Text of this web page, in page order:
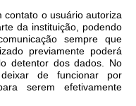
contato o usuário autoriza
da instituição, podendo
sempre que
previamente poderá
detentor dos dados. No
de funcionar por
serem efetivamente